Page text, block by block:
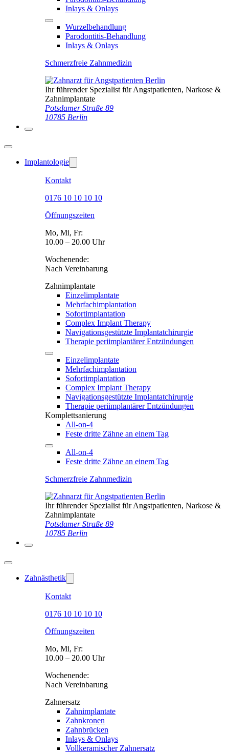
Inlays & Onlays
Wurzelbehandlung
Parodontitis-Behandlung
Inlays & Onlays
Schmerzfreie Zahnmedizin
Ihr führender Spezialist für Angstpatienten, Narkose &
Zahnimplantate
Potsdamer Straße 89
10785 Berlin
Implantologie
Kontakt
0176 10 10 10 10
Öffnungszeiten
Mo, Mi, Fr:
10.00 – 20.00 Uhr
Wochenende:
Nach Vereinbarung
Zahnimplantate
Einzelimplantate
Mehrfachimplantation
Sofortimplantation
Complex Implant Therapy
Navigationsgestützte Implantatchirurgie
Therapie periimplantärer Entzündungen
Einzelimplantate
Mehrfachimplantation
Sofortimplantation
Complex Implant Therapy
Navigationsgestützte Implantatchirurgie
Therapie periimplantärer Entzündungen
Komplettsanierung
All-on-4
Feste dritte Zähne an einem Tag
All-on-4
Feste dritte Zähne an einem Tag
Schmerzfreie Zahnmedizin
Ihr führender Spezialist für Angstpatienten, Narkose &
Zahnimplantate
Potsdamer Straße 89
10785 Berlin
Zahnästhetik
Kontakt
0176 10 10 10 10
Öffnungszeiten
Mo, Mi, Fr:
10.00 – 20.00 Uhr
Wochenende:
Nach Vereinbarung
Zahnersatz
Zahnimplantate
Zahnkronen
Zahnbrücken
Inlays & Onlays
Vollkeramischer Zahnersatz